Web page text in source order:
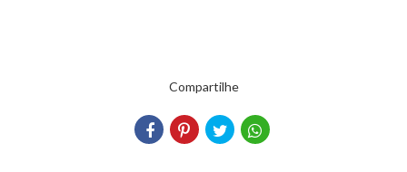
Compartilhe